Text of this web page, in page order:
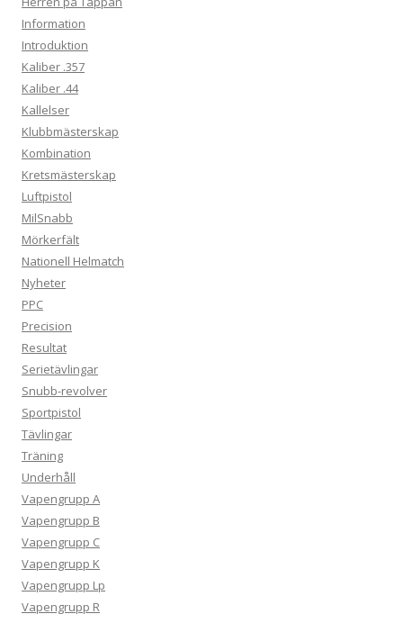
Information
Introduktion
Kaliber .357
Kaliber .44
Kallelser
Klubbmästerskap
Kombination
Kretsmästerskap
Luftpistol
MilSnabb
Mörkerfält
Nationell Helmatch
Nyheter
PPC
Precision
Resultat
Serietävlingar
Snubb-revolver
Sportpistol
Tävlingar
Träning
Underhåll
Vapengrupp A
Vapengrupp B
Vapengrupp C
Vapengrupp K
Vapengrupp Lp
Vapengrupp R